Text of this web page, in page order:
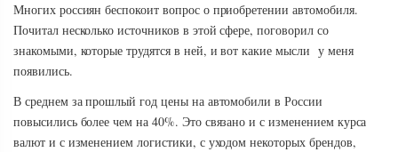
Многих россиян беспокоит вопрос о приобретении автомобиля.
Почитал несколько источников в этой сфере, поговорил со
знакомыми, которые трудятся в ней, и вот какие мысли у меня
появились.
В среднем за прошлый год цены на автомобили в России
повысились более чем на 40%. Это связано и с изменением курса
валют и с изменением логистики, с уходом некоторых брендов,